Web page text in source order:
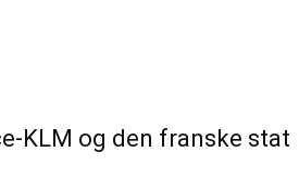
KLM og den franske stat